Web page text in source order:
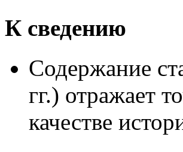
К сведению
Содержание
гг.) отражает
качестве